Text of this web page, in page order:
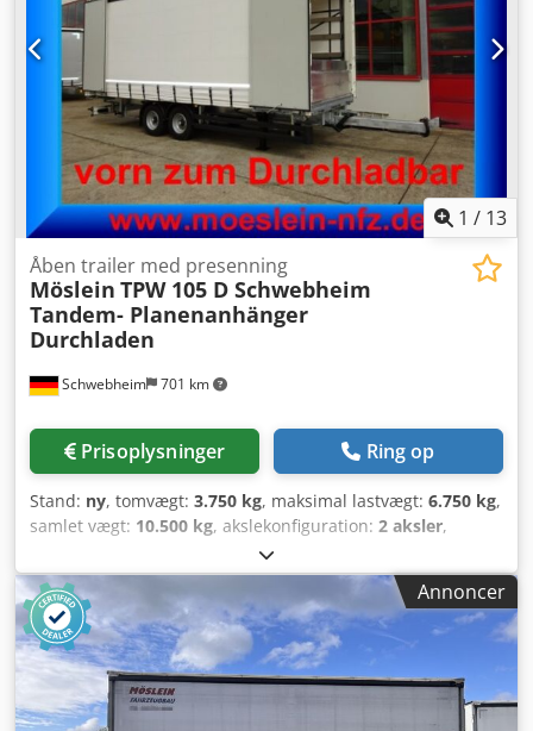
1 / 13
Schwebheim 701 km
Åben trailer med presenning
Möslein TPW 105 D Schwebheim
Tandem- Planenanhänger
Durchladen
Prisoplysninger Ring op
Stand: ny, tomvægt: 3.750 kg, maksimal lastvægt: 6.750 kg,
samlet vægt: 10.500 kg, akslekonfiguration: 2 aksler,
7.230 mm, læsningsbredde:
lastepladshøjde:2.630 mm, lastepladsvolumen:47 m³,
affjedring:
luft , dækstørrelse: 245 / 70 R 17,5
, akselafstand:
990 mm, farve:anden, geartype:anden,
forhjulsdækstørrelse: 245 / 70 R 17,5,
bagdækseldimension:245 / 70 R 17,5, førerhus:anden
emissionsklasse:ingen , Udstyr:ABS,
trykluftbremse
, Foran med portdøre til gennemlastning,
Annoncer